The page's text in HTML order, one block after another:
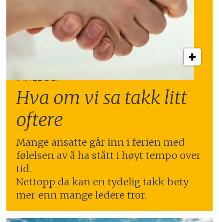
INNLEGG:
Hva om vi sa takk litt
oftere
Mange ansatte går inn i ferien med
følelsen av å ha stått i høyt tempo over
tid.
Nettopp da kan en tydelig takk bety
mer enn mange ledere tror.